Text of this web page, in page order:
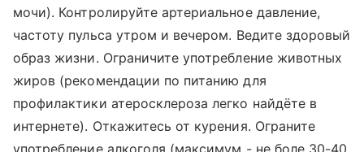
мочи). Контролируйте артериальное давление,
частоту пульса утром и вечером. Ведите здоровый
образ жизни. Ограничите употребление животных
жиров (рекомендации по питанию для
профилактики атеросклероза легко найдёте в
интернете). Откажитесь от курения. Ограните
употребление алкоголя (максимум - не боле 30-40